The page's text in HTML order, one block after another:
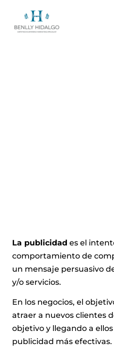
La publicidad es el
comportamiento de
un mensaje persuasivo
y/o servicios.
En los negocios, el
atraer a nuevos clientes
objetivo y llegando a
publicidad más efectivas.